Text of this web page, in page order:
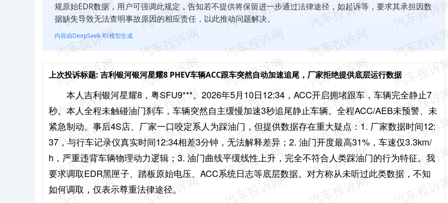
规原始EDR数据，用户可强调此规定，告知若不提供将保留进一步通过法律途径，如起诉等，要求其承担因数
据缺失导致无法查明事故原因的相应责任，以此推动问题解决。
内容由DeepSeek-R1模型生成
上次投诉标题: 吉利银河银河星耀8 PHEV车辆ACC跟车突然自动加速追尾，厂家拒绝提供底层运行数据
本人吉利银河星耀8，粤SFU9***。 2026年5月10日12:34，ACC开启拥堵跟车，车辆完全静止7
秒。本人全程未触碰油门刹车，车辆突然自主缓慢加速3秒追尾静止车辆。全程ACC/AEB未预警、未
紧急制动。 事后4S店、厂家一口咬定系人为踩油门，但提供数据存在重大疑点： 1. 厂家数据时间12:
37，与行车记录仪真实时间12:34相差3分钟，无法解释差异； 2. 油门开度最高31%，车速仅3.3km/
h，严重违背车辆物理动力逻辑； 3. 油门曲线平缓线性上升，完全不符合人类踩油门的行为特征。 我
要求调取EDR黑匣子、踏板原始电压、ACC系统日志等底层数据。对方称从未听过此类数据，不知
如何调取，仅表示尊重法律途径。